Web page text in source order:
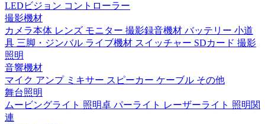
LEDビジョン コントローラー
撮影機材
カメラ本体 レンズ モニター 撮影録音機材 バッテリー 小道
具 三脚・ジンバル ライブ機材 スイッチャー SDカード 撮影
照明
音響機材
マイク アンプ ミキサー スピーカー ケーブル その他
舞台照明
ムービングライト 照明卓 パーライト レーザーライト 照明関
連